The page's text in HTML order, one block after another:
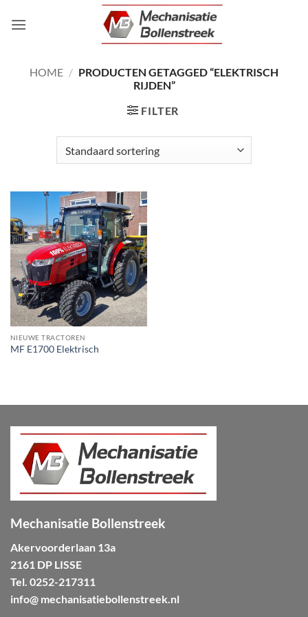
naar
HOME / PRODUCTEN GETAGGED “ELEKTRISCH
RIJDEN”
FILTER
NIEUWE TRACTOREN
MF E1700 Elektrisch
Mechanisatie Bollenstreek
Akervoorderlaan 13a
2161 DP LISSE
Tel. 0252-217311
info@ mechanisatiebollenstreek.nl